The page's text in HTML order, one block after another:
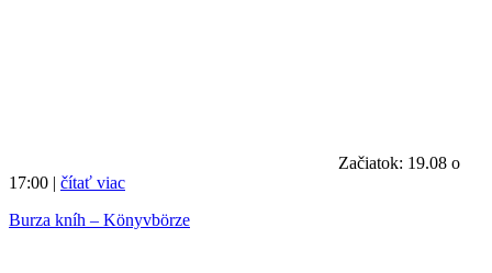
Začiatok: 19.08 o
17:00 | čítať viac
Burza kníh – Könyvbörze